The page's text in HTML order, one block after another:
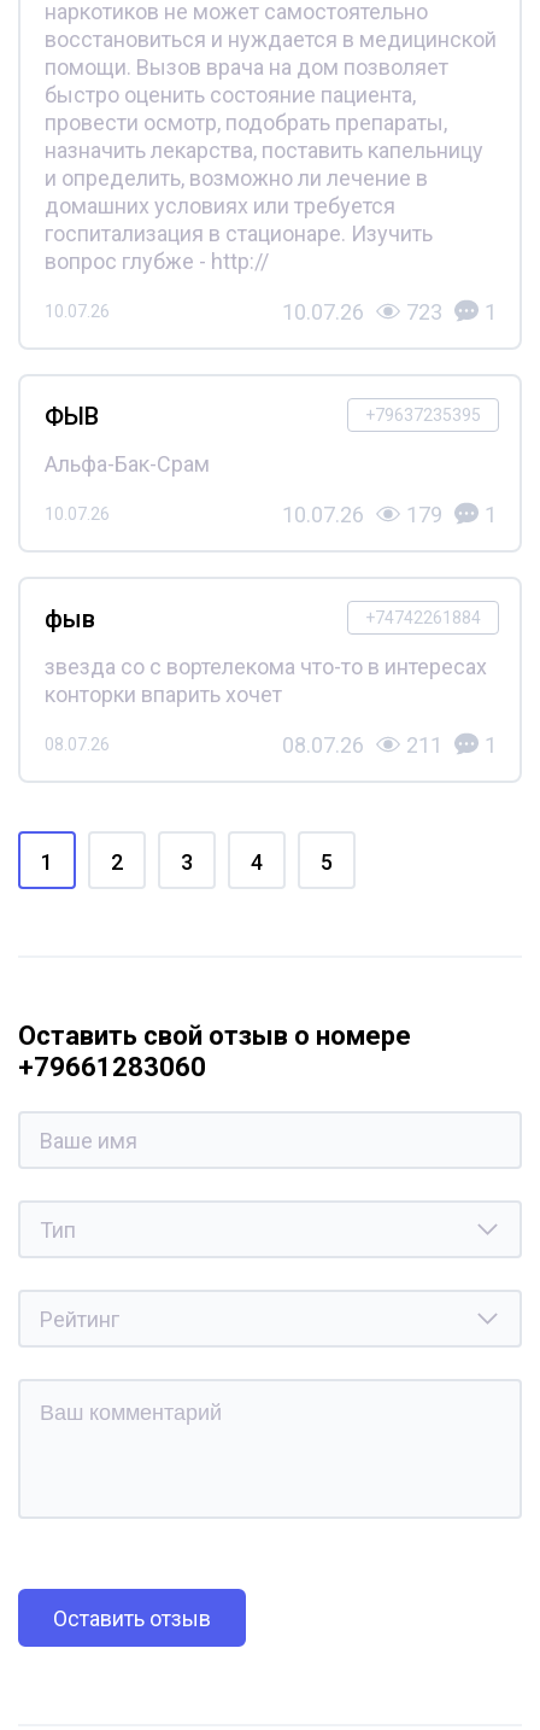
наркотиков не может самостоятельно
восстановиться и нуждается в медицинской
помощи. Вызов врача на дом позволяет
быстро оценить состояние пациента,
провести осмотр, подобрать препараты,
назначить лекарства, поставить капельницу
и определить, возможно ли лечение в
домашних условиях или требуется
госпитализация в стационаре. Изучить
вопрос глубже - http://
10.07.26 10.07.26 723 1
+79637235395
ФЫВ
Альфа-Бак-Срам
10.07.26 10.07.26 179 1
+74742261884
фыв
звезда со с вортелекома что-то в интересах
конторки впарить хочет
08.07.26 08.07.26 211 1
1 2 3 4 5
Оставить свой отзыв о номере
+79661283060
Оставить отзыв